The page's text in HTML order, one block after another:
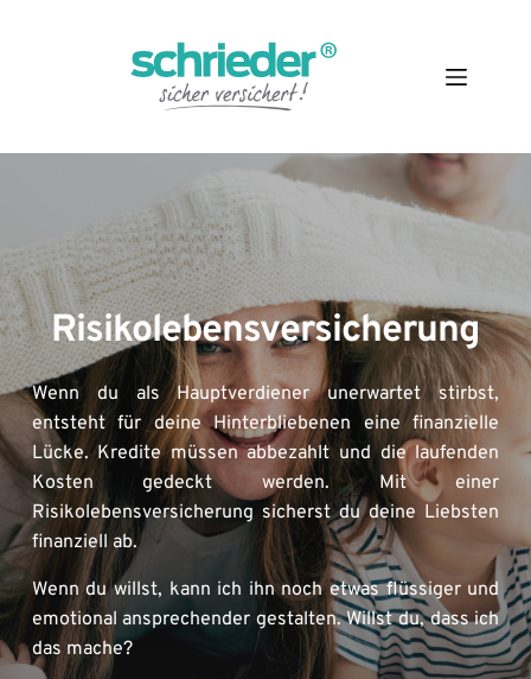
Risikolebensversicherung
Wenn du als Hauptverdiener unerwartet stirbst,
entsteht für deine Hinterbliebenen eine finanzielle
Lücke. Kredite müssen abbezahlt und die laufenden
Kosten gedeckt werden. Mit einer
Risikolebensversicherung sicherst du deine Liebsten
finanziell ab.
Wenn du willst, kann ich ihn noch etwas flüssiger und
emotional ansprechender gestalten. Willst du, dass ich
das mache?